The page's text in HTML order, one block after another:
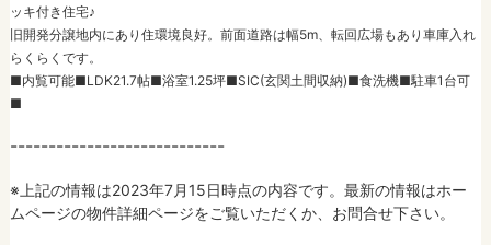
ッキ付き住宅♪
旧開発分譲地内にあり住環境良好。前面道路は幅5m、転回広場もあり車庫入れ
らくらくです。
■内覧可能■LDK21.7帖■浴室1.25坪■SIC(玄関土間収納)■食洗機■駐車1台可
■
----------------------------
※上記の情報は2023年7月15日時点の内容です。最新の情報はホー
ムページの物件詳細ページをご覧いただくか、お問合せ下さい。